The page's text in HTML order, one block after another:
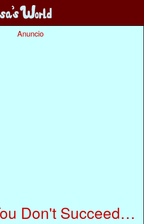
Anuncio
Don't Succeed…